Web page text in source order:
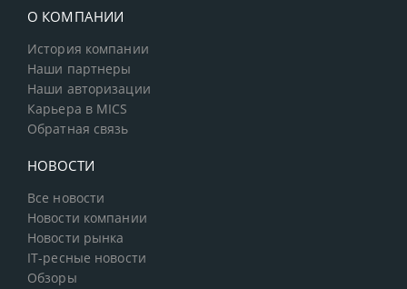
О КОМПАНИИ
История компании
Наши партнеры
Наши авторизации
Карьера в MICS
Обратная связь
НОВОСТИ
Все новости
Новости компании
Новости рынка
IT-ресные новости
Обзоры